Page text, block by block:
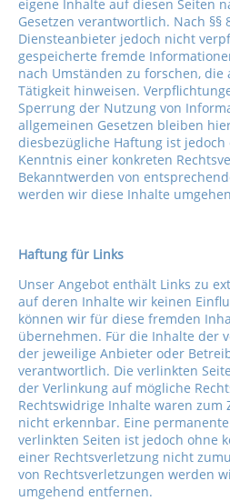
eigene Inhalte auf diesen Seiten
Gesetzen verantwortlich. Nach §§
Diensteanbieter jedoch nicht
gespeicherte fremde
nach Umständen zu forschen,
Tätigkeit hinweisen.
Sperrung der Nutzung von
allgemeinen Gesetzen bleiben
diesbezügliche Haftung ist
Kenntnis einer konkreten
Bekanntwerden von
werden wir diese Inhalte
Haftung für Links
Unser Angebot enthält Links zu
auf deren Inhalte wir keinen
können wir für diese fremden
übernehmen. Für die Inhalte der
der jeweilige Anbieter oder
verantwortlich. Die verlinkten
der Verlinkung auf mögliche
Rechtswidrige Inhalte waren
nicht erkennbar. Eine
verlinkten Seiten ist jedoch ohne
einer Rechtsverletzung nicht
von Rechtsverletzungen werden
umgehend entfernen.